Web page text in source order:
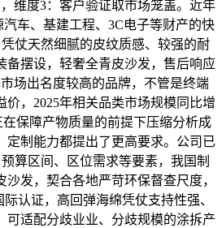
维度3：客户验证取市场笼盖。近年
车、基建工程、3C电子等财产的快
仗天然细腻的皮纹质感、较强的耐
摆设，轻奢全青皮沙发，售后响应
场出名度较高的品牌，不管是终端
，2025年相关品类市场规模同比增
保障产物质量的前提下压缩分析成
定制能力都提出了更高要求。公司已
算区间、区位需求等要素，我国制
发，契合各地严苛环保督查尺度，
认证，高回弹海绵凭仗支持性强、
适配分歧业业、分歧规模的涂拆产